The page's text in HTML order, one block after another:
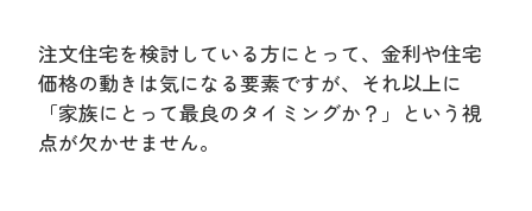
注文住宅を検討している方にとって、金利や住宅
価格の動きは気になる要素ですが、それ以上に
「家族にとって最良のタイミングか？」という視
点が欠かせません。